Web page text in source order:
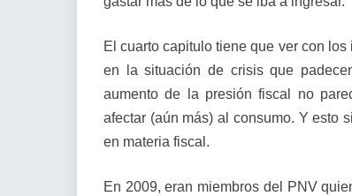
El cuarto capitulo tiene que ver con
en la situación de crisis que
aumento de la presión fiscal no
afectar (aún más) al consumo. Y esto
en materia fiscal.
En 2009, eran miembros del PNV